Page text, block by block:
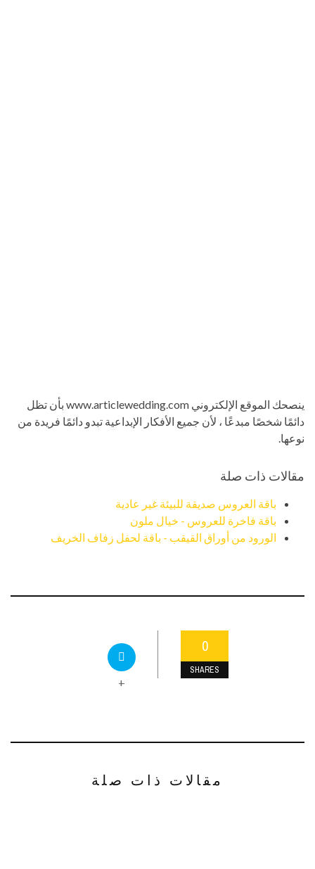
ينصحك الموقع الإلكتروني www.articlewedding.com بأن تظل
دائمًا شخصًا مبدعًا ، لأن جميع الأفكار الإبداعية تبدو دائمًا فريدة من
نوعها.
مقالات ذات صلة
باقة العروس صديقة للبيئة غير عادية
باقة فاخرة للعروس - خيال ملون
الورود من أوراق القيقب - باقة لحفل زفاف الخريف
0
SHARES
+
مقالات ذات صلة